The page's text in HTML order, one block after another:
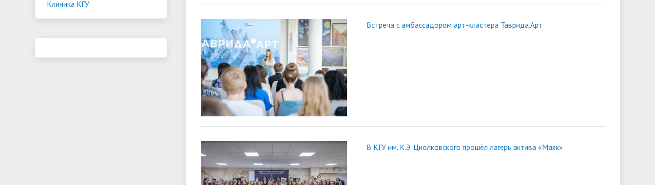
Клиника КГУ
Встреча с амбассадором арт-кластера Таврида.Арт
В КГУ им. К.Э. Циолковского прошёл лагерь актива «Маяк»